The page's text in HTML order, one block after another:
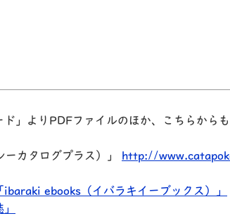
」よりPDFファイルのほか、
こちらから
カタログプラス）」 http://
ibaraki ebooks（イバラキイーブックス）」